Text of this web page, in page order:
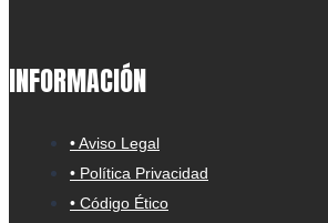
INFORMACIÓN
• Aviso Legal
• Política Privacidad
• Código Ético